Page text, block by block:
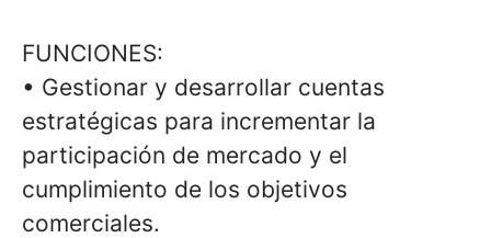
FUNCIONES:
• Gestionar y desarrollar cuentas
estratégicas para incrementar la
participación de mercado y el
cumplimiento de los objetivos
comerciales.